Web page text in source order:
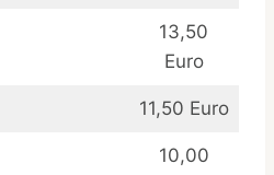
13,50
Euro
11,50 Euro
10,00